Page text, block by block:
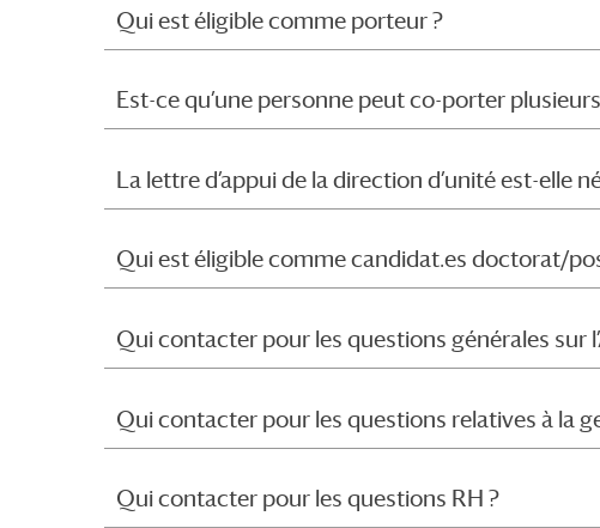
Qui est éligible comme porteur ?
Est-ce qu’une personne peut co-porter
La lettre d’appui de la direction d’unité est-elle
Qui est éligible comme candidat.es doctorat/
Qui contacter pour les questions générales sur
Qui contacter pour les questions relatives à la
Qui contacter pour les questions RH ?